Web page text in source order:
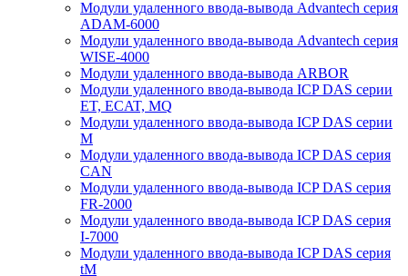
Модули удаленного ввода-вывода Advantech серия
ADAM-6000
Модули удаленного ввода-вывода Advantech серия
WISE-4000
Модули удаленного ввода-вывода ARBOR
Модули удаленного ввода-вывода ICP DAS серии
ET, ECAT, MQ
Модули удаленного ввода-вывода ICP DAS серии
M
Модули удаленного ввода-вывода ICP DAS серия
CAN
Модули удаленного ввода-вывода ICP DAS серия
FR-2000
Модули удаленного ввода-вывода ICP DAS серия
I-7000
Модули удаленного ввода-вывода ICP DAS серия
tM